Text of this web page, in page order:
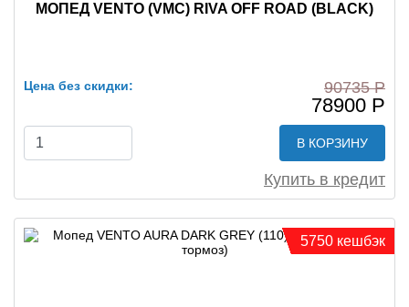
МОПЕД VENTO (VMC) RIVA OFF ROAD (BLACK)
Цена без скидки: 90735 Р
78900 Р
В КОРЗИНУ
Купить в кредит
5750 кешбэк